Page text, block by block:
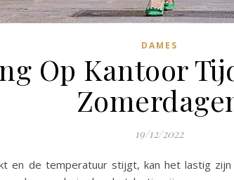
DAMES
Op Kantoor
19/12/2022
en de temperatuur stijgt, kan het lastig